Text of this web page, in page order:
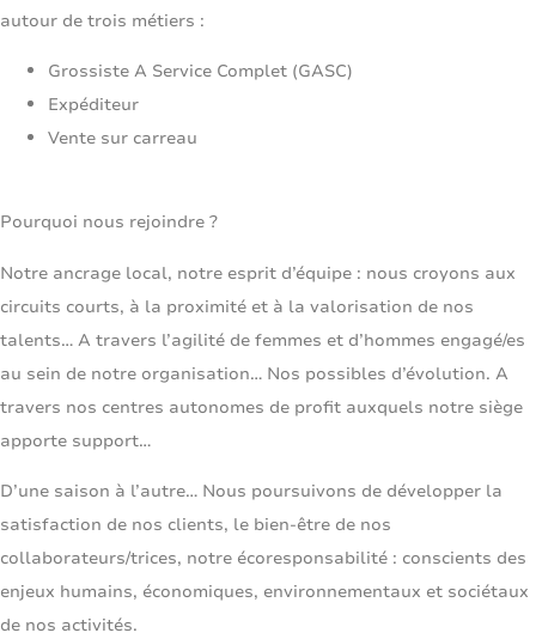
autour de trois métiers :
Grossiste A Service Complet (GASC)
Expéditeur
Vente sur carreau
Pourquoi nous rejoindre ?
Notre ancrage local, notre esprit d’équipe : nous croyons aux
circuits courts, à la proximité et à la valorisation de nos
talents… A travers l’agilité de femmes et d’hommes engagé/es
au sein de notre organisation… Nos possibles d’évolution. A
travers nos centres autonomes de profit auxquels notre siège
apporte support…
D’une saison à l’autre… Nous poursuivons de développer la
satisfaction de nos clients, le bien-être de nos
collaborateurs/trices, notre écoresponsabilité : conscients des
enjeux humains, économiques, environnementaux et sociétaux
de nos activités.